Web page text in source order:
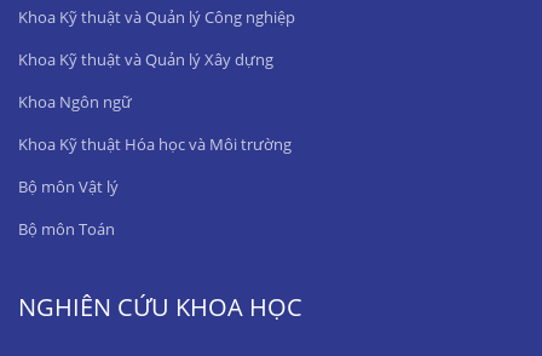
Khoa Kỹ thuật và Quản lý Công nghiệp
Khoa Kỹ thuật và Quản lý Xây dựng
Khoa Ngôn ngữ
Khoa Kỹ thuật Hóa học và Môi trường
Bộ môn Vật lý
Bộ môn Toán
NGHIÊN CỨU KHOA HỌC